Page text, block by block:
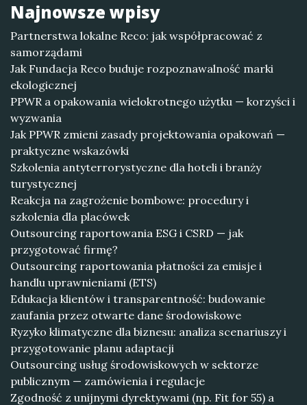
Najnowsze wpisy
Partnerstwa lokalne Reco: jak współpracować z
samorządami
Jak Fundacja Reco buduje rozpoznawalność marki
ekologicznej
PPWR a opakowania wielokrotnego użytku — korzyści i
wyzwania
Jak PPWR zmieni zasady projektowania opakowań —
praktyczne wskazówki
Szkolenia antyterrorystyczne dla hoteli i branży
turystycznej
Reakcja na zagrożenie bombowe: procedury i
szkolenia dla placówek
Outsourcing raportowania ESG i CSRD — jak
przygotować firmę?
Outsourcing raportowania płatności za emisje i
handlu uprawnieniami (ETS)
Edukacja klientów i transparentność: budowanie
zaufania przez otwarte dane środowiskowe
Ryzyko klimatyczne dla biznesu: analiza scenariuszy i
przygotowanie planu adaptacji
Outsourcing usług środowiskowych w sektorze
publicznym — zamówienia i regulacje
Zgodność z unijnymi dyrektywami (np. Fit for 55) a